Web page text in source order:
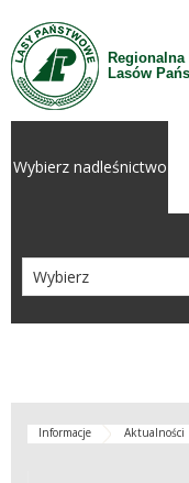
Przejdź do treści
Regionalna
Lasów
Wybierz nadleśnictwo
Informacje Aktualności